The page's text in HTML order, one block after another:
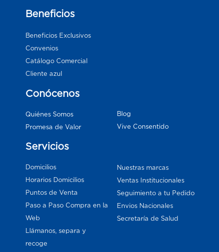
Beneficios
Beneficios Exclusivos
Convenios
Catálogo Comercial
Cliente azul
Conócenos
Quiénes Somos
Promesa de Valor
Blog
Vive Consentido
Servicios
Domicilios
Horarios Domicilios
Puntos de Venta
Paso a Paso Compra en la
Web
Llámanos, separa y
recoge
Nuestras marcas
Ventas Institucionales
Seguimiento a tu Pedido
Envios Nacionales
Secretaría de Salud